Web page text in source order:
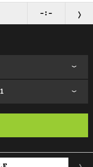
: 